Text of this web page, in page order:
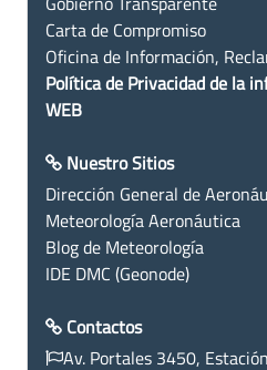
Carta de Compromiso
Oficina de Información,
Política de Privacidad de la
WEB
Nuestro Sitios
Dirección General de
Meteorología Aeronáutica
Blog de Meteorología
IDE DMC (Geonode)
Contactos
Av. Portales 3450,